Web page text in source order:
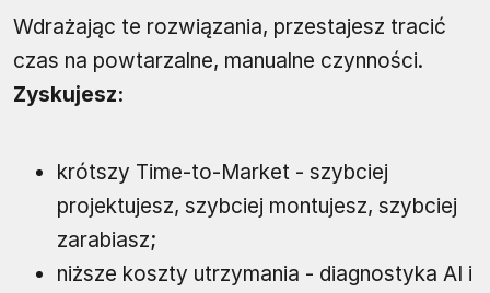
Wdrażając te rozwiązania, przestajesz tracić
czas na powtarzalne, manualne czynności.
Zyskujesz:
krótszy Time-to-Market - szybciej
projektujesz, szybciej montujesz, szybciej
zarabiasz;
niższe koszty utrzymania - diagnostyka AI i